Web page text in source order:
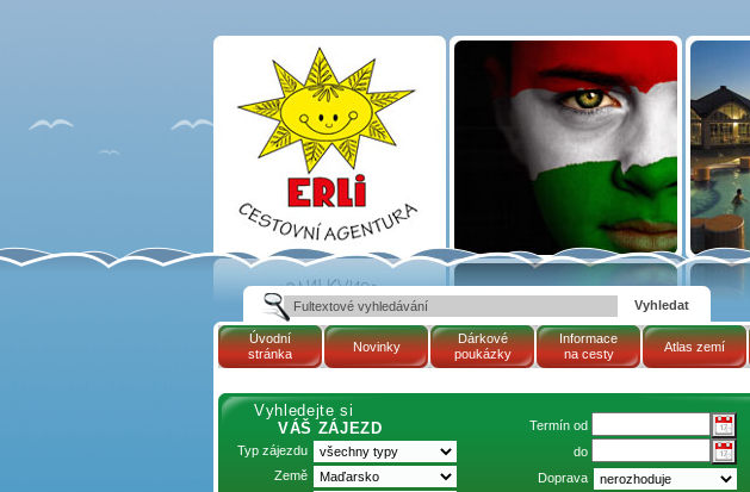
Cestovní kancelář
ERLI zájezdy
Maďarsko, dovolená v
Maďarsku, pobyty,
termály
Úvodní
stránka
Novinky
Dárkové
poukázky
Informace
na cesty
Atlas zemí
Vyhledejte si
VÁŠ ZÁJEZD
Typ zájezdu
Země
Termín od
do
Doprava